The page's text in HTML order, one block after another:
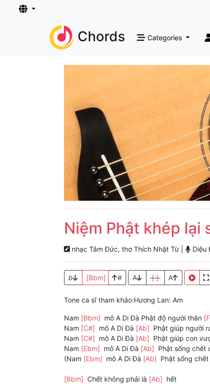
Chords Categories
Niệm Phật khép lại
nhạc Tâm Đức, thơ Thích Nhật Từ | Diệu
b [Bbm] # A [ ] A
Tone ca sĩ tham khảo:Hương Lan: Am
Nam [Bbm] mô A Di Đà Phật độ người thân
Nam [C#] mô A Di Đà [Ab] Phật giúp người
Nam [C#] mô A Di Đà [Ab] Phật giúp con
Nam [Ebm] mô A Di Đà [Ab] Phật sống chết
(Nam [Ebm] mô A Di Đà [Ab] Phật sống
[Bbm] Chết không phải là [Ab] hết